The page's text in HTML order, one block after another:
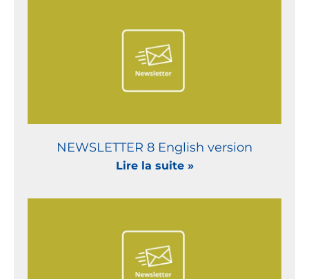
NEWSLETTER 8 English version
Lire la suite »